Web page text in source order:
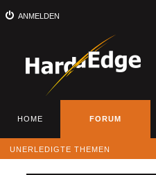
ANMELDEN
HOME FORUM
UNERLEDIGTE THEMEN